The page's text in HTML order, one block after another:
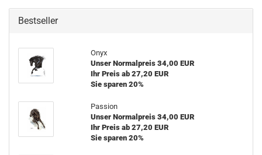
Bestseller
Onyx
Unser Normalpreis 34,00 EUR
Ihr Preis ab 27,20 EUR
Sie sparen 20%
Passion
Unser Normalpreis 34,00 EUR
Ihr Preis ab 27,20 EUR
Sie sparen 20%